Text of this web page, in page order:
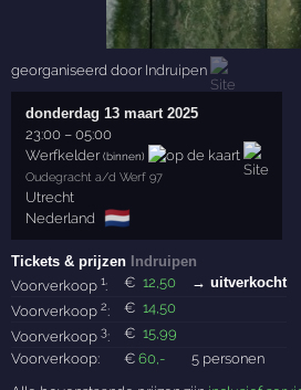
georganiseerd door Indruipen
donderdag 13 maart 2025
23:00 –05:00
Werfkelder (binnen)
Oudegracht a/d Werf 97
Utrecht
Nederland 🇳🇱
Tickets & prijzen Indruipen
Voorverkoop1: € 12,50
→ uitverkocht
Voorverkoop2: € 14,50
Voorverkoop3: € 15,99
Voorverkoop:
€60,-
5 personen